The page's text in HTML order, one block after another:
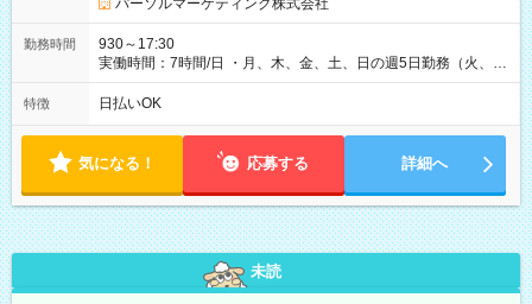
パーソルマーケティング株式会社
勤務時間
930～17:30
実働時間：7時間/日 ・月、木、金、土、日の週5日勤務（火、水
は固定休です／夏季、年末年始等、長期休暇有り！） ・ワンシ
フト！ 残業ほぼナシ（0～5h/月）
特徴 日払いOK
気になる！ 応募する 詳細へ
未読